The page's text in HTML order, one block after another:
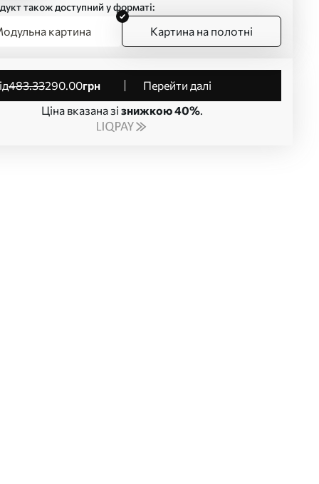
також доступний у форматі:
картина Картина на полотні
від483.33290.00грн
Перейти далі
Ціна вказана зі знижкою 40%.